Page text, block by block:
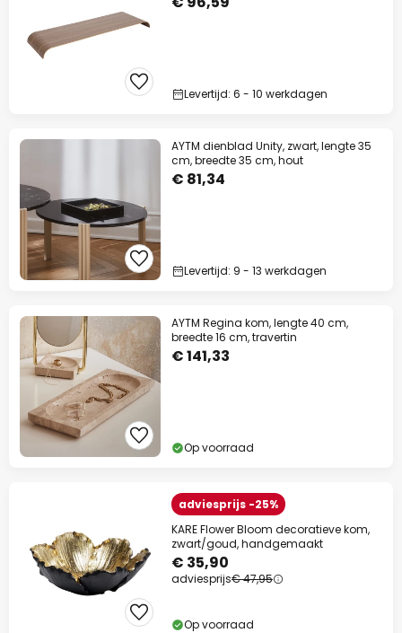
Levertijd: 6 - 10 werkdagen
AYTM dienblad Unity, zwart, lengte 35
cm, breedte 35 cm, hout
€ 81,34
Levertijd: 9 - 13 werkdagen
AYTM Regina kom, lengte 40 cm,
breedte 16 cm, travertin
€ 141,33
Op voorraad
adviesprijs -25%
KARE Flower Bloom decoratieve kom,
zwart/goud, handgemaakt
€ 35,90
adviesprijs€ 47,95
Op voorraad